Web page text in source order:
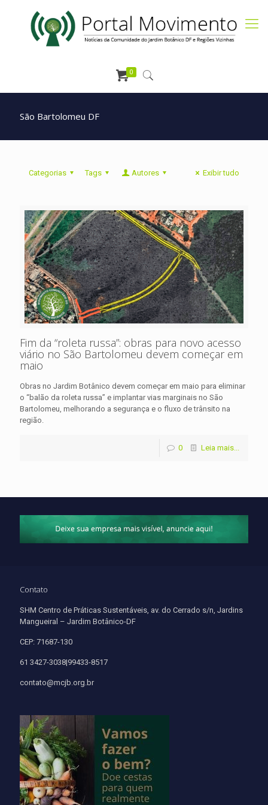
0
São Bartolomeu DF
Categorias Tags Autores Exibir tudo
Fim da “roleta russa”: obras para novo acesso
viário no São Bartolomeu devem começar em
maio
Obras no Jardim Botânico devem começar em maio para eliminar
o “balão da roleta russa” e implantar vias marginais no São
Bartolomeu, melhorando a segurança e o fluxo de trânsito na
região.
0 Leia mais...
Contato
SHM Centro de Práticas Sustentáveis, av. do Cerrado s/n, Jardins
Mangueiral – Jardim Botânico-DF
CEP: 71687-130
61 3427-3038|99433-8517
contato@mcjb.org.br